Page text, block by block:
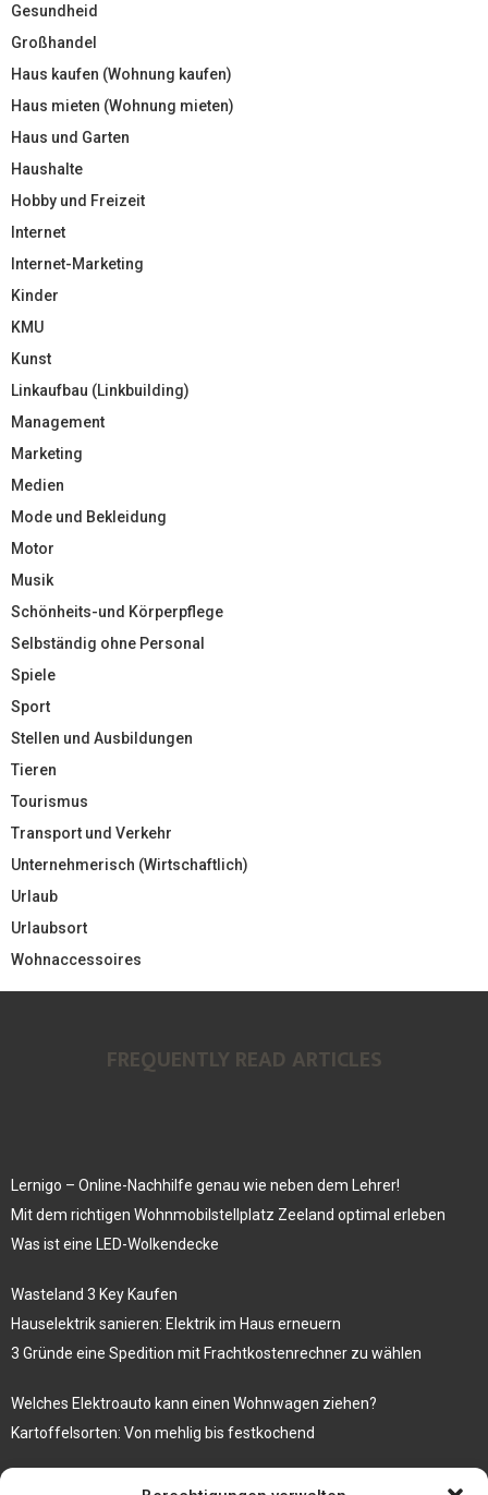
Gesundheid
Großhandel
Haus kaufen (Wohnung kaufen)
Haus mieten (Wohnung mieten)
Haus und Garten
Haushalte
Hobby und Freizeit
Internet
Internet-Marketing
Kinder
KMU
Kunst
Linkaufbau (Linkbuilding)
Management
Marketing
Medien
Mode und Bekleidung
Motor
Musik
Schönheits-und Körperpflege
Selbständig ohne Personal
Spiele
Sport
Stellen und Ausbildungen
Tieren
Tourismus
Transport und Verkehr
Unternehmerisch (Wirtschaftlich)
Urlaub
Urlaubsort
Wohnaccessoires
FREQUENTLY READ ARTICLES
Lernigo – Online-Nachhilfe genau wie neben dem Lehrer!
Mit dem richtigen Wohnmobilstellplatz Zeeland optimal erleben
Was ist eine LED-Wolkendecke
Wasteland 3 Key Kaufen
Hauselektrik sanieren: Elektrik im Haus erneuern
3 Gründe eine Spedition mit Frachtkostenrechner zu wählen
Welches Elektroauto kann einen Wohnwagen ziehen?
Kartoffelsorten: Von mehlig bis festkochend